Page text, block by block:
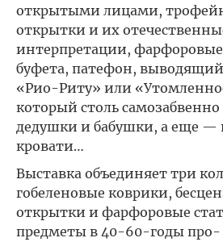
открытыми лицами,
открытки и их
интерпретации, фарфоровые
буфета, патефон,
«Рио-Риту» или
который столь
дедушки и бабушки, а еще —
кровати…
Выставка объединяет три
гобеленовые коврики,
открытки и фарфоровые
предметы в 40-60-годы про-